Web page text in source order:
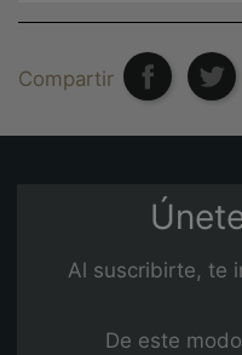
Compartir
Al suscribirte, te
De este